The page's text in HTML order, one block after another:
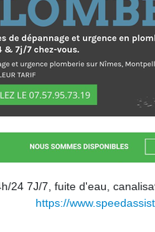
24 7J/7, fuite d'eau,
https://